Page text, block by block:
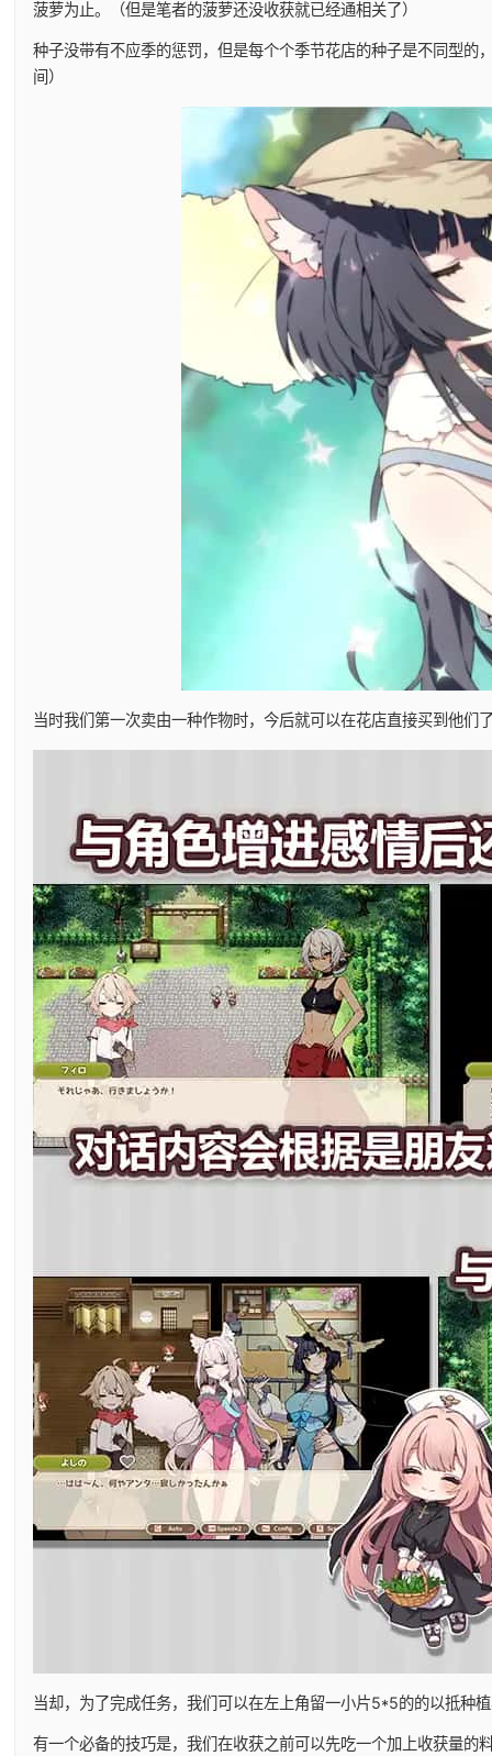
菠萝为止。（但是笔者的菠萝还没收获就已经通相关了）
种子没带有不应季的惩罚，但是每个个季节花店的种子是不同型
间）
当时我们第一次卖由一种作物时，今后就可以在花店直接买到他
当却，为了完成任务，我们可以在左上角留一小片5*5的的以抵种
有一个必备的技巧是，我们在收获之前可以先吃一个加上收获量